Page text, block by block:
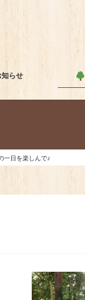
らせ
一日を楽しんで♪